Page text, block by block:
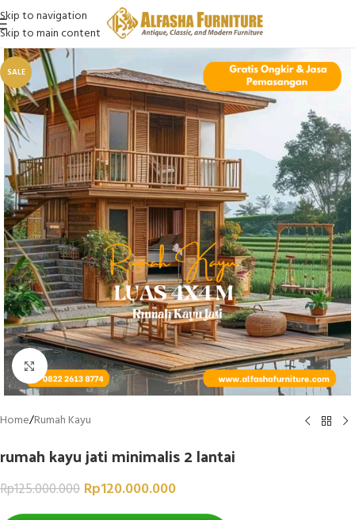
Skip to navigation
Skip to main content
SALE
Click to enlarge
Home/Rumah Kayu
rumah kayu jati minimalis 2 lantai
Rp125.000.000 Rp120.000.000